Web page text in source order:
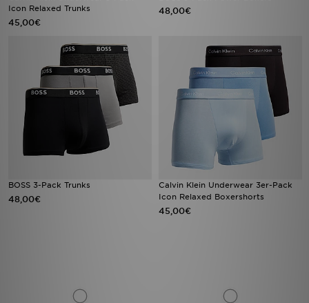
Icon Relaxed Trunks
45,00€
48,00€
BOSS 3-Pack Trunks
48,00€
Calvin Klein Underwear 3er-Pack
Icon Relaxed Boxershorts
45,00€